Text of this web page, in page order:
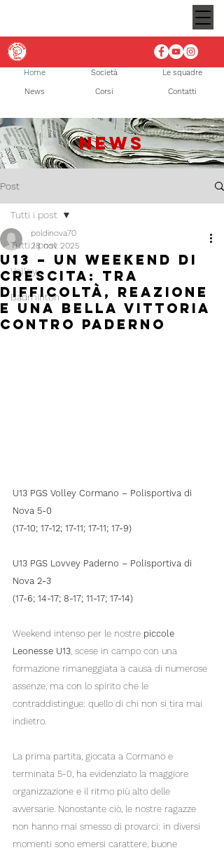
Home Società
News Corsi
Le squadre
Contatti
NEWS
Post
Tutti i post
Volley
Badminton
Tutti i post
U13 – Un weekend di
crescita: tra
difficoltà, reazione
e una bella vittoria
contro Paderno
poldinova70
28 nov 2025
U13 PGS Volley Cormano – Polisportiva di
Nova 5-0
(17-10; 17-12; 17-11; 17-11; 17-9)
U13 PGS Lovvey Paderno – Polisportiva di
Nova 2-3
(17-6; 14-17; 8-17; 11-17; 17-14)
Weekend intenso per le nostre piccole
Leonesse U13 , scese in campo con una
formazione rimaneggiata a causa di numerose
assenze, ma con lo spirito che le
contraddistingue: quello di chi non si tira mai
indietro.
La prima partita, giocata a Cormano e
terminata 5-0, ha evidenziato la maggiore
organizzazione e il ritmo più alto delle
avversarie. Nonostante ciò, le nostre ragazze
non hanno mai smesso di provarci: in diversi
momenti sono emersi carattere, buone